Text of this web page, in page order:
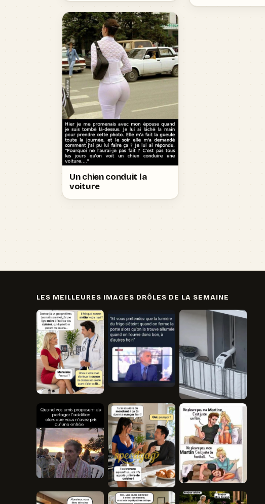
Un chien conduit la
voiture
LES MEILLEURES IMAGES DRÔLES DE LA SEMAINE